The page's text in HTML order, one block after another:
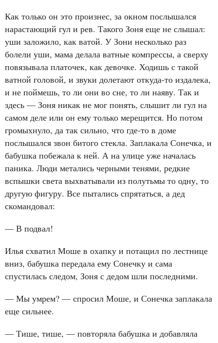
Как только он это произнес, за окном послышался
нарастающий гул и рев. Такого Зоня еще не слышал:
уши заложило, как ватой. У Зони несколько раз
болели уши, мама делала ватные компрессы, а сверху
повязывала платочек, как девочке. Ходишь с такой
ватной головой, и звуки долетают откуда‑то издалека,
и не поймешь, то ли они во сне, то ли наяву. Так и
здесь — Зоня никак не мог понять, слышит ли гул на
самом деле или он ему только мерещится. Но потом
громыхнуло, да так сильно, что где‑то в доме
послышался звон битого стекла. Заплакала Сонечка, и
бабушка побежала к ней. А на улице уже началась
паника. Люди метались черными тенями, редкие
вспышки света выхватывали из полутьмы то одну, то
другую фигуру. Все пытались спрятаться, а дед
скомандовал:
— В подвал!
Илья схватил Моше в охапку и потащил по лестнице
вниз, бабушка передала ему Сонечку и сама
спустилась следом, Зоня с дедом шли последними.
— Мы умрем? — спросил Моше, и Сонечка заплакала
еще сильнее.
— Тише, тише, — повторяла бабушка и добавляла